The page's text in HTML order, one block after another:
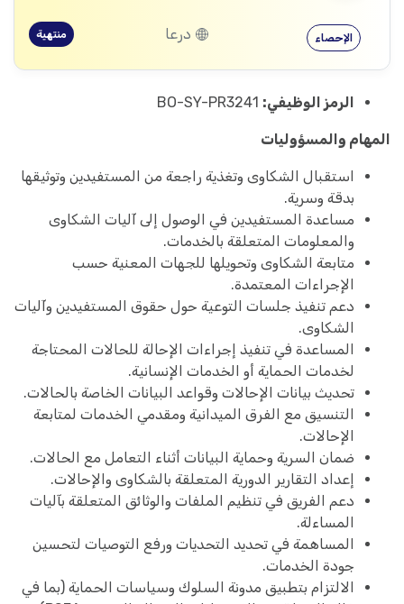
الإحصاء درعا منتهية
الرمز الوظيفي:
المهام والمسؤوليات
استقبال الشكاوى وتغذية راجعة من المستفيدين وتوثيقها
بدقة وسرية.
مساعدة المستفيدين في الوصول إلى آليات الشكاوى
والمعلومات المتعلقة بالخدمات.
متابعة الشكاوى وتحويلها للجهات المعنية حسب
الإجراءات المعتمدة.
دعم تنفيذ جلسات التوعية حول حقوق المستفيدين وآليات
الشكاوى.
المساعدة في تنفيذ إجراءات الإحالة للحالات المحتاجة
لخدمات الحماية أو الخدمات الإنسانية.
تحديث بيانات الإحالات وقواعد البيانات الخاصة بالحالات.
التنسيق مع الفرق الميدانية ومقدمي الخدمات لمتابعة
الإحالات.
ضمان السرية وحماية البيانات أثناء التعامل مع الحالات.
إعداد التقارير الدورية المتعلقة بالشكاوى والإحالات.
دعم الفريق في تنظيم الملفات والوثائق المتعلقة بآليات
المساءلة.
المساهمة في تحديد التحديات ورفع التوصيات لتحسين
جودة الخدمات.
الالتزام بتطبيق مدونة السلوك وسياسات الحماية (بما في